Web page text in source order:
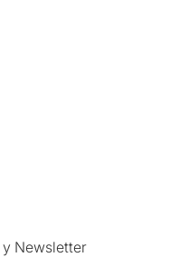
Newsletter